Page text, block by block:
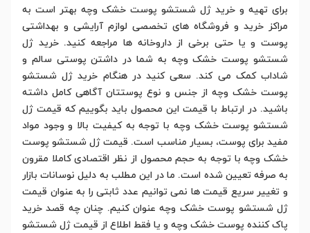
برای تهیه و خرید ژل شستشو پوست خشک وچه بهتر است به
مراکز خرید و فروشگاه های تخصصی لوازم آرایشی و بهداشتی
پوست و یا حتی برخی از داروخانه ها مراجعه کنید. خرید ژل
شستشو پوست خشک وچه به شما در داشتن پوستی سالم و
شاداب کمک می کند. سعی کنید در هنگام خرید ژل شستشو
پوست خشک وچه از جنس و نوع پوستتان آگاهی کامل داشته
باشید. در ارتباط با قیمت این محصول باید بگوییم که قیمت ژل
شستشو پوست خشک وچه با توجه به کیفیت بالا و وجود مواد
مفید برای پوست، بسیار مناسب است. قیمت ژل شستشو پوست
خشک وچه با توجه به حجم محصول از نظر اقتصادی کاملا مقرون
به صرفه تعیین شده است. ما در این مطلب به دلیل نوسانات بازار
و تغییر سریع قیمت ها نمی توانیم عدد ثابتی را به عنوان قیمت
ژل شستشو پوست خشک وچه عنوان کنیم. چنان چه قصد خرید
پاک کننده پوست خشک وچه و یا فقط اطلاع از قیمت ژل شستشو